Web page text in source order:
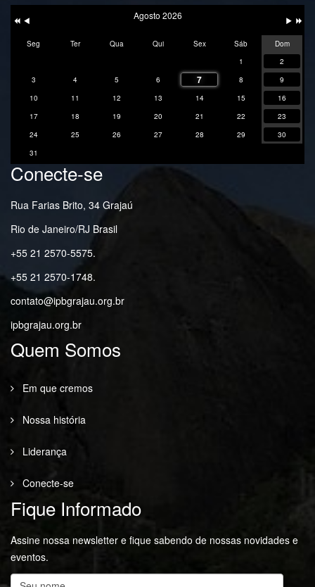
AnteriorAnterior Ano
Mês
Agosto 2026
Seg Ter Qua Qui Sex Sáb
Dom
1
2
3
4 5 6 7 8
9
10
11 12 13 14 15
16
17
18 19 20 21 22
23
24
25 26 27 28 29
30
31
Conecte-se
Rua Farias Brito, 34 Grajaú
Rio de Janeiro/RJ Brasil
+55 21 2570-5575.
+55 21 2570-1748.
contato@ipbgrajau.org.br
ipbgrajau.org.br
Quem Somos
Em que cremos
Nossa história
Liderança
Conecte-se
Fique Informado
Assine nossa newsletter e fique sabendo de nossas novidades e
eventos.